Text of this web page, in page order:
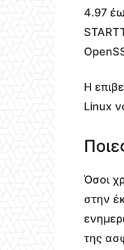
4.97
Η
Linux
Όσοι
στην
της